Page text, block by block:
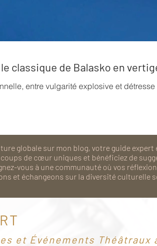
classique de Balasko en
entre vulgarité explosive et
globale sur mon blog, votre guide expert
de cœur uniques et bénéficiez de
vous à une communauté où vos
et échangeons sur la diversité culturelle
et Événements Théâtraux